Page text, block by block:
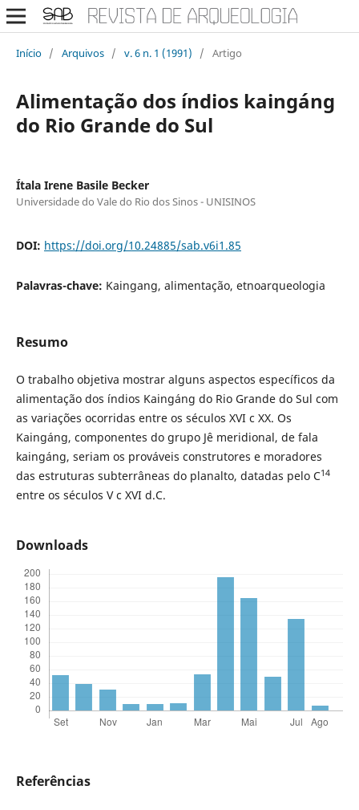
Início / Arquivos / v. 6 n. 1 (1991) / Artigo
Alimentação dos índios kaingáng
do Rio Grande do Sul
Ítala Irene Basile Becker
Universidade do Vale do Rio dos Sinos - UNISINOS
DOI: https://doi.org/10.24885/sab.v6i1.85
Palavras-chave: Kaingang, alimentação, etnoarqueologia
Resumo
O trabalho objetiva mostrar alguns aspectos específicos da
alimentação dos índios Kaingáng do Rio Grande do Sul com
as variações ocorridas entre os séculos XVI c XX. Os
Kaingáng, componentes do grupo Jê meridional, de fala
kaingáng, seriam os prováveis construtores e moradores
das estruturas subterrâneas do planalto, datadas pelo C14
entre os séculos V c XVI d.C.
Downloads
Referências